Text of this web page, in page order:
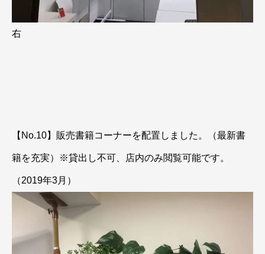
右
【No.10】販売書籍コーナーを配置しました。（最新書
籍を充実）※貸出し不可、店内のみ閲覧可能です。
（2019年3月）